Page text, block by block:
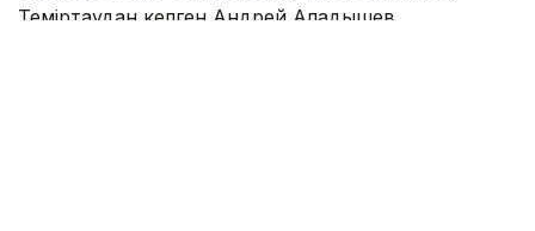
Теміртаудан келген Андрей Аладышев